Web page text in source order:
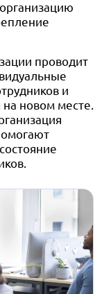
проводит
и
новом месте.